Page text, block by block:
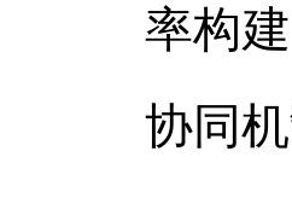
率构
协同机